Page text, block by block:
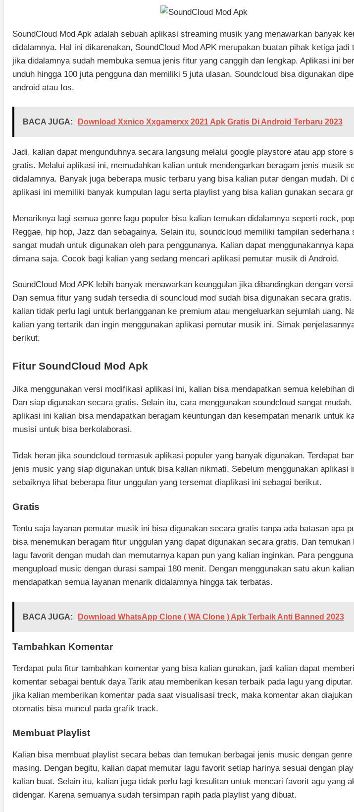
SoundCloud Mod Apk adalah sebuah aplikasi streaming musik yang menawarkan banyak
didalamnya. Hal ini dikarenakan, SoundCloud Mod APK merupakan buatan pihak ketiga jadi
jika didalamnya sudah membuka semua jenis fitur yang canggih dan lengkap. Aplikasi ini
unduh hingga 100 juta pengguna dan memiliki 5 juta ulasan. Soundcloud bisa digunakan
android atau Ios.
BACA JUGA: Download Xxnico Xxgamerxx 2021 Apk Gratis Di Android Terbaru 2023
Jadi, kalian dapat mengunduhnya secara langsung melalui google playstore atau app store
gratis. Melalui aplikasi ini, memudahkan kalian untuk mendengarkan beragam jenis musik
didalamnya. Banyak juga beberapa music terbaru yang bisa kalian putar dengan mudah. Di
aplikasi ini memiliki banyak kumpulan lagu serta playlist yang bisa kalian gunakan secara
Menariknya lagi semua genre lagu populer bisa kalian temukan didalamnya seperti rock,
Reggae, hip hop, Jazz dan sebagainya. Selain itu, soundcloud memiliki tampilan sederhana
sangat mudah untuk digunakan oleh para penggunanya. Kalian dapat menggunakannya
dimana saja. Cocok bagi kalian yang sedang mencari aplikasi pemutar musik di Android.
SoundCloud Mod APK lebih banyak menawarkan keunggulan jika dibandingkan dengan
Dan semua fitur yang sudah tersedia di souncloud mod sudah bisa digunakan secara gratis.
kalian tidak perlu lagi untuk berlangganan ke premium atau mengeluarkan sejumlah uang.
kalian yang tertarik dan ingin menggunakan aplikasi pemutar musik ini. Simak
berikut.
Fitur SoundCloud Mod Apk
Jika menggunakan versi modifikasi aplikasi ini, kalian bisa mendapatkan semua kelebihan
Dan siap digunakan secara gratis. Selain itu, cara menggunakan soundcloud sangat mudah.
aplikasi ini kalian bisa mendapatkan beragam keuntungan dan kesempatan menarik untuk
musisi untuk bisa berkolaborasi.
Tidak heran jika soundcloud termasuk aplikasi populer yang banyak digunakan. Terdapat
jenis music yang siap digunakan untuk bisa kalian nikmati. Sebelum menggunakan aplikasi
sebaiknya lihat beberapa fitur unggulan yang tersemat diaplikasi ini sebagai berikut.
Gratis
Tentu saja layanan pemutar musik ini bisa digunakan secara gratis tanpa ada batasan apa
bisa menemukan beragam fitur unggulan yang dapat digunakan secara gratis. Dan temukan
lagu favorit dengan mudah dan memutarnya kapan pun yang kalian inginkan. Para
mengupload music dengan durasi sampai 180 menit. Dengan menggunakan satu akun
mendapatkan semua layanan menarik didalamnya hingga tak terbatas.
BACA JUGA: Download WhatsApp Clone ( WA Clone ) Apk Terbaik Anti Banned 2023
Tambahkan Komentar
Terdapat pula fitur tambahkan komentar yang bisa kalian gunakan, jadi kalian dapat
komentar sebagai bentuk daya Tarik atau memberikan kesan terbaik pada lagu yang
jika kalian memberikan komentar pada saat visualisasi treck, maka komentar akan
otomatis bisa muncul pada grafik track.
Membuat Playlist
Kalian bisa membuat playlist secara bebas dan temukan berbagai jenis music dengan
masing. Dengan begitu, kalian dapat memutar lagu favorit setiap harinya sesuai dengan
kalian buat. Selain itu, kalian juga tidak perlu lagi kesulitan untuk mencari favorit agu yang
didengar. Karena semuanya sudah tersimpan rapih pada playlist yang dibuat.